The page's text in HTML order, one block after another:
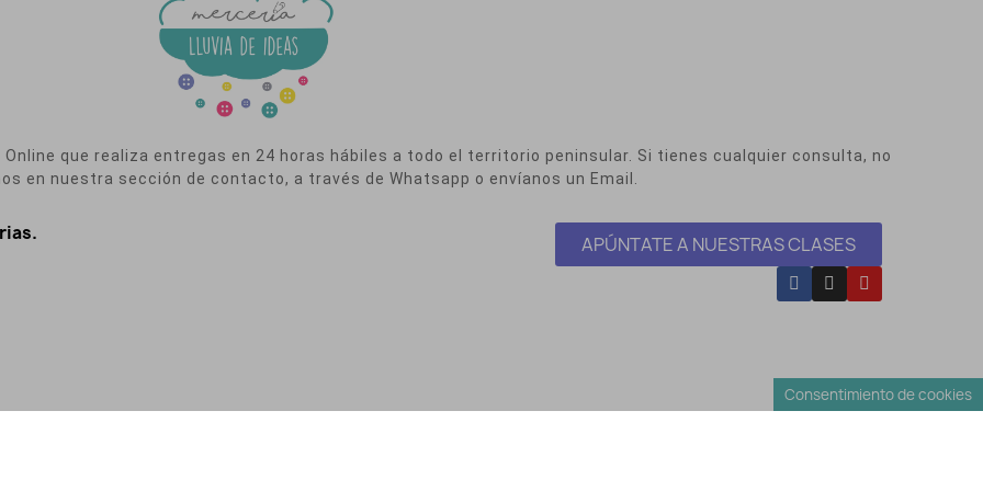
que realiza entregas en 24 horas hábiles a todo el territorio peninsular. Si tienes cualquier consulta, no
en nuestra sección de contacto, a través de Whatsapp o envíanos un Email.
APÚNTATE A NUESTRAS CLASES
Consentimiento de cookies